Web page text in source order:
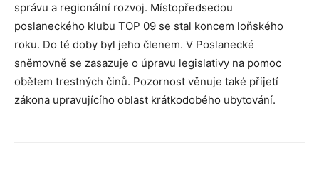
správu a regionální rozvoj. Místopředsedou
poslaneckého klubu TOP 09 se stal koncem loňského
roku. Do té doby byl jeho členem. V Poslanecké
sněmovně se zasazuje o úpravu legislativy na pomoc
obětem trestných činů. Pozornost věnuje také přijetí
zákona upravujícího oblast krátkodobého ubytování.